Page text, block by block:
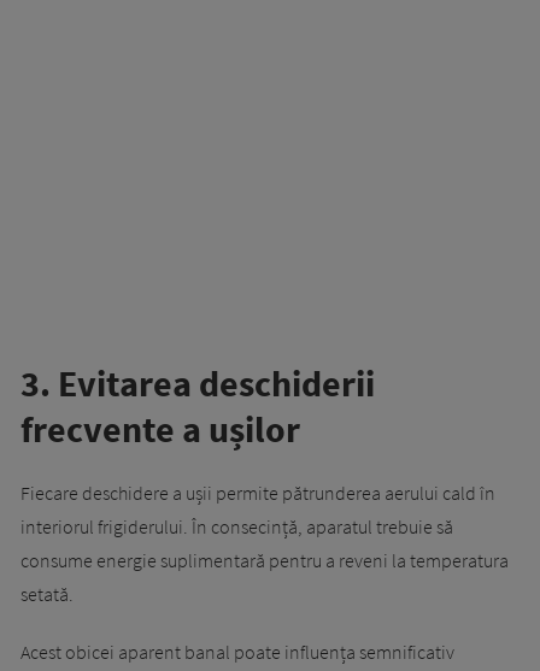
3. Evitarea deschiderii
frecvente a ușilor
Fiecare deschidere a ușii permite pătrunderea aerului cald în
interiorul frigiderului. În consecință, aparatul trebuie să
consume energie suplimentară pentru a reveni la temperatura
setată.
Acest obicei aparent banal poate influența semnificativ